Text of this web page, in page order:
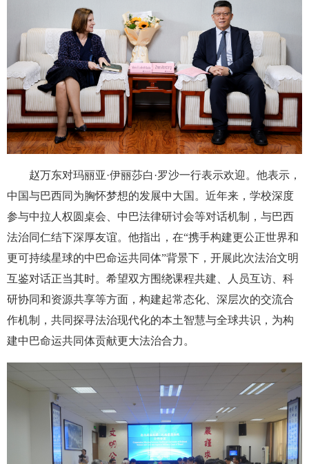
赵万东对玛丽亚·伊丽莎白·罗沙一行表示欢迎。他表示，
中国与巴西同为胸怀梦想的发展中大国。近年来，学校深度
参与中拉人权圆桌会、中巴法律研讨会等对话机制，与巴西
法治同仁结下深厚友谊。他指出，在“携手构建更公正世界和
更可持续星球的中巴命运共同体”背景下，开展此次法治文明
互鉴对话正当其时。希望双方围绕课程共建、人员互访、科
研协同和资源共享等方面，构建起常态化、深层次的交流合
作机制，共同探寻法治现代化的本土智慧与全球共识，为构
建中巴命运共同体贡献更大法治合力。